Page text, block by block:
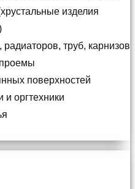
изделия
труб, карнизов
поверхностей
оргтехники